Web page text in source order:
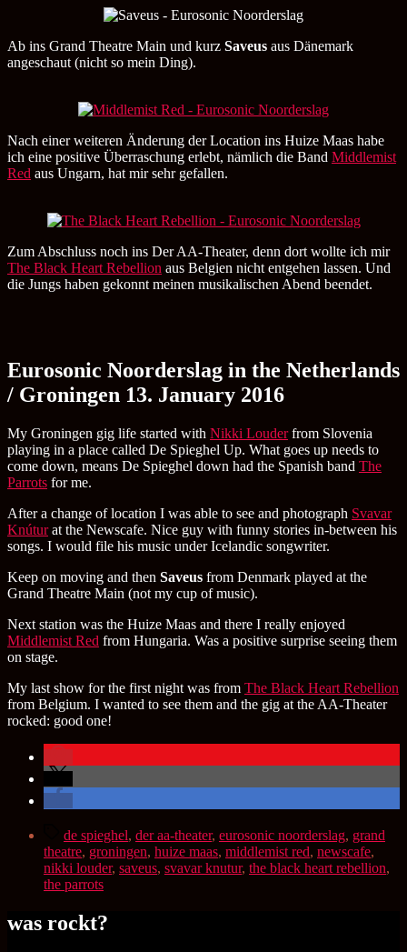
Ab ins Grand Theatre Main und kurz Saveus aus Dänemark
angeschaut (nicht so mein Ding).
Nach einer weiteren Änderung der Location ins Huize Maas habe
ich eine positive Überraschung erlebt, nämlich die Band Middlemist
Red aus Ungarn, hat mir sehr gefallen.
Zum Abschluss noch ins Der AA-Theater, denn dort wollte ich mir
The Black Heart Rebellion aus Belgien nicht entgehen lassen. Und
die Jungs haben gekonnt meinen musikalischen Abend beendet.
Eurosonic Noorderslag in the Netherlands
/ Groningen 13. January 2016
My Groningen gig life started with Nikki Louderfrom Slovenia
playing in a place called De Spieghel Up. What goes up needs to
come down, means De Spieghel down had the Spanish band The
Parrots for me.
After a change of location I was able to see and photograph Svavar
Knúturat the Newscafe. Nice guy with funny stories in-between his
songs. I would file his music under Icelandic songwriter.
Keep on moving and then Saveus from Denmark played at the
Grand Theatre Main (not my cup of music).
Next station was the Huize Maas and there I really enjoyed
Middlemist Red from Hungaria. Was a positive surprise seeing them
on stage.
My last show for the first night was from The Black Heart Rebellion
from Belgium. I wanted to see them and the gig at the AA-Theater
rocked: good one!
Schlagwörter
de spieghel, der aa-theater, eurosonic noorderslag, grand
theatre, groningen, huize maas, middlemist red, newscafe,
nikki louder, saveus, svavar knutur, the black heart rebellion,
the parrots
was rockt?